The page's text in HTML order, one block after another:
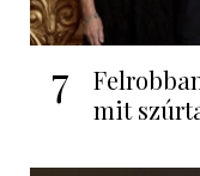
7
mit